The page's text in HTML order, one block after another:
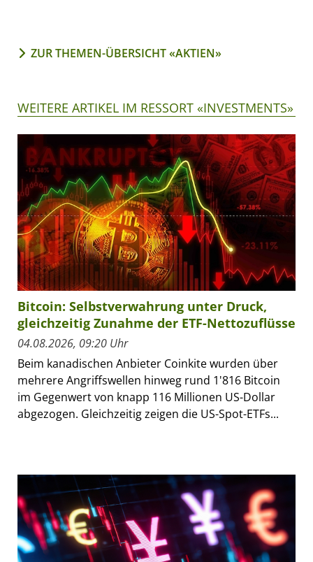
ZUR THEMEN-ÜBERSICHT «AKTIEN»
WEITERE ARTIKEL IM RESSORT «INVESTMENTS»
Bitcoin: Selbstverwahrung unter Druck,
gleichzeitig Zunahme der ETF-Nettozuflüsse
04.08.2026, 09:20 Uhr
Beim kanadischen Anbieter Coinkite wurden über
mehrere Angriffswellen hinweg rund 1'816 Bitcoin
im Gegenwert von knapp 116 Millionen US-Dollar
abgezogen. Gleichzeitig zeigen die US-Spot-ETFs...